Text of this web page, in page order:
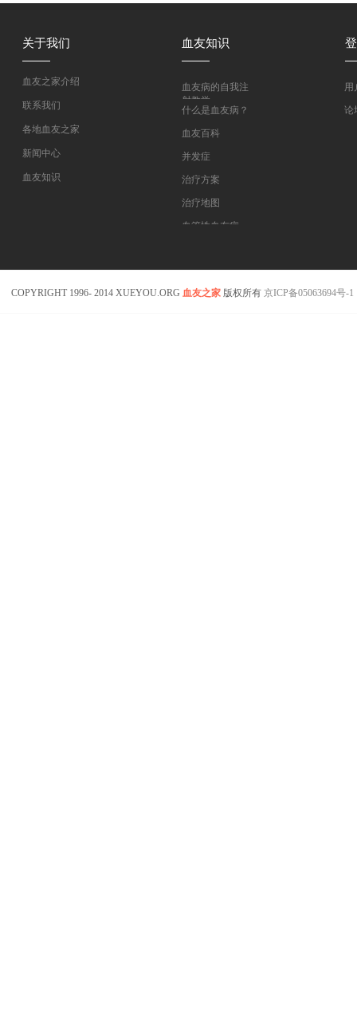
关于我们 血友知识
血友之家介绍
联系我们
各地血友之家
新闻中心
血友知识
血友病的自我注
射教学
什么是血友病？
血友百科
并发症
治疗方案
治疗地图
血管性血友病
用
论
COPYRIGHT 1996- 2014 XUEYOU.ORG 血友之家版权所有 京ICP备05063694号-1